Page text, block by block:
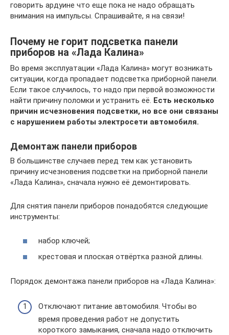
говорить ардуине что еще пока не надо обращать
внимания на импульсы. Спрашивайте, я на связи!
Почему не горит подсветка панели
приборов на «Лада Калина»
Во время эксплуатации «Лада Калина» могут возникать
ситуации, когда пропадает подсветка приборной панели.
Если такое случилось, то надо при первой возможности
найти причину поломки и устранить её. Есть несколько
причин исчезновения подсветки, но все они связаны
с нарушением работы электросети автомобиля.
Демонтаж панели приборов
В большинстве случаев перед тем как установить
причину исчезновения подсветки на приборной панели
«Лада Калина», сначала нужно её демонтировать.
Для снятия панели приборов понадобятся следующие
инструменты:
набор ключей;
крестовая и плоская отвёртка разной длины.
Порядок демонтажа панели приборов на «Лада Калина»:
Отключают питание автомобиля. Чтобы во
время проведения работ не допустить
короткого замыкания, сначала надо отключить